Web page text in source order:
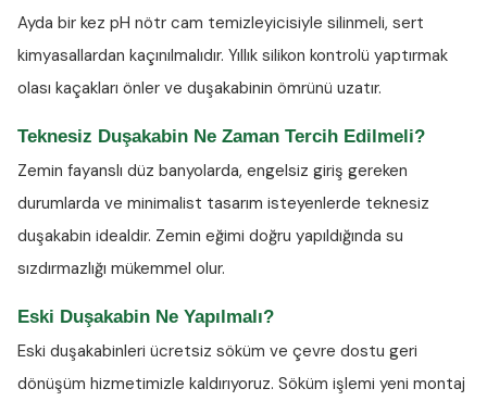
Ayda bir kez pH nötr cam temizleyicisiyle silinmeli, sert
kimyasallardan kaçınılmalıdır. Yıllık silikon kontrolü yaptırmak
olası kaçakları önler ve duşakabinin ömrünü uzatır.
Teknesiz Duşakabin Ne Zaman Tercih Edilmeli?
Zemin fayanslı düz banyolarda, engelsiz giriş gereken
durumlarda ve minimalist tasarım isteyenlerde teknesiz
duşakabin idealdir. Zemin eğimi doğru yapıldığında su
sızdırmazlığı mükemmel olur.
Eski Duşakabin Ne Yapılmalı?
Eski duşakabinleri ücretsiz söküm ve çevre dostu geri
dönüşüm hizmetimizle kaldırıyoruz. Söküm işlemi yeni montaj